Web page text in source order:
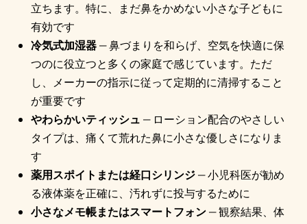
立ちます。特に、まだ鼻をかめない小さな子どもに
有効です
冷気式加湿器— 鼻づまりを和らげ、空気を快適に保
つのに役立つと多くの家庭で感じています。ただ
し、メーカーの指示に従って定期的に清掃すること
が重要です
やわらかいティッシュ — ローション配合のやさしい
タイプは、痛くて荒れた鼻に小さな優しさになりま
す
薬用スポイトまたは経口シリンジ— 小児科医が勧め
る液体薬を正確に、汚れずに投与するために
小さなメモ帳またはスマートフォン— 観察結果、体